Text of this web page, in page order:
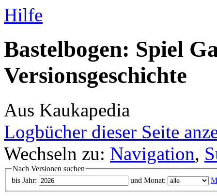
Hilfe
Bastelbogen: Spiel
Versionsgeschichte
Aus Kaukapedia
Logbücher dieser Seite
Wechseln zu: Navigation,
Nach Versionen suchen
bis Jahr:
und Monat: